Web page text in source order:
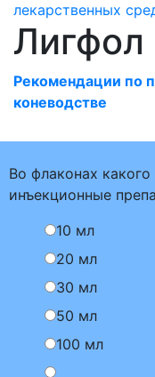
лекарственных
Лигфол
Рекомендации по
коневодстве
Во флаконах
инъекционные
10 мл
20 мл
30 мл
50 мл
100 мл